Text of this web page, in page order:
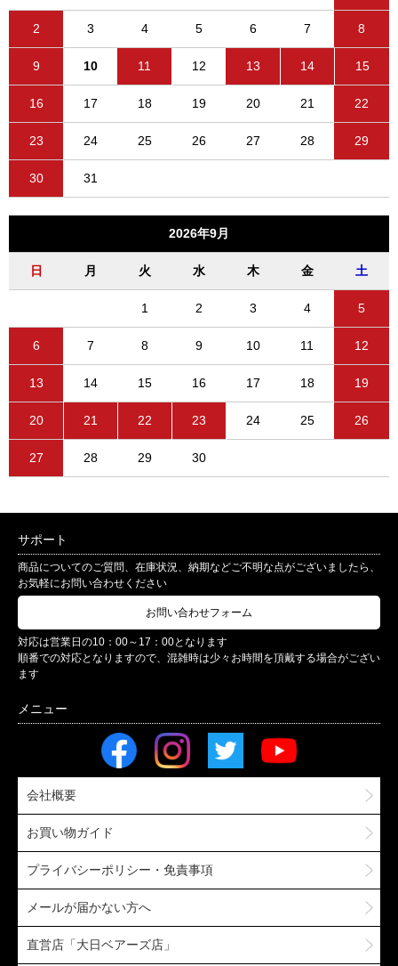
2 3 4 5 6 7 8
9 10 11 12 13 14 15
16 17 18 19 20 21 22
23 24 25 26 27 28 29
30 31
2026年9月
日 月 火 水 木 金 土
1 2 3 4 5
6 7 8 9 10 11 12
13 14 15 16 17 18 19
20 21 22 23 24 25 26
27 28 29 30
サポート
商品についてのご質問、在庫状況、納期などご不明な点がございましたら、
お気軽にお問い合わせください
お問い合わせフォーム
対応は営業日の10：00～17：00となります
順番での対応となりますので、混雑時は少々お時間を頂戴する場合がござい
ます
会社概要
お買い物ガイド
プライバシーポリシー・免責事項
メールが届かない方へ
直営店「大日ベアーズ店」